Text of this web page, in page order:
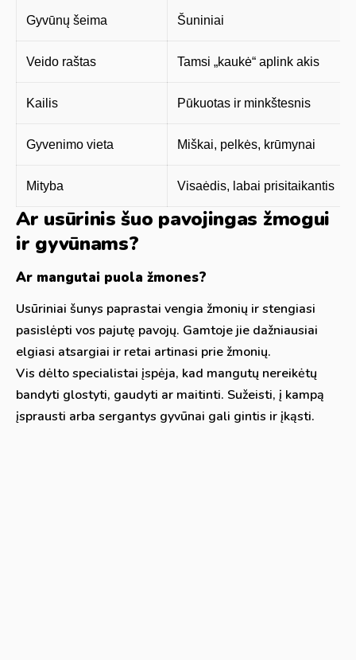
Gyvūnų šeima Šuniniai
Veido raštas Tamsi „kaukė“ aplink akis
Kailis Pūkuotas ir minkštesnis
Gyvenimo vieta Miškai, pelkės, krūmynai
Mityba Visaėdis, labai prisitaikantis
Ar usūrinis šuo pavojingas žmogui
ir gyvūnams?
Ar mangutai puola žmones?
Usūriniai šunys paprastai vengia žmonių ir stengiasi
pasislėpti vos pajutę pavojų. Gamtoje jie dažniausiai
elgiasi atsargiai ir retai artinasi prie žmonių.
Vis dėlto specialistai įspėja, kad mangutų nereikėtų
bandyti glostyti, gaudyti ar maitinti. Sužeisti, į kampą
įsprausti arba sergantys gyvūnai gali gintis ir įkąsti.